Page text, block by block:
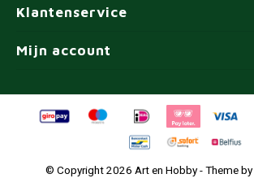
Klantenservice
Mijn account
© Copyright 2026 Art en Hobby - Theme by